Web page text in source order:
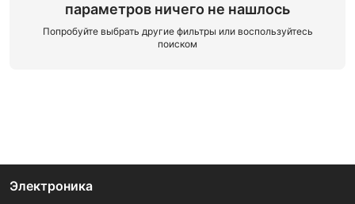
параметров ничего не нашлось
Попробуйте выбрать другие фильтры или воспользуйтесь
поиском
Электроника